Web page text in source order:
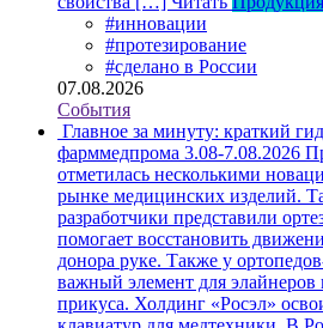
#инновации
#протезирование
#сделано в России
07.08.2026
События
Главное за минуту: краткий
фарммедпрома 3.08-7.08.2026
отметилась несколькими
рынке медицинских изделий.
разработчики представили
помогает восстановить
донора руке. Также у
важный элемент для элайнеров
прикуса. Холдинг «Росэл»